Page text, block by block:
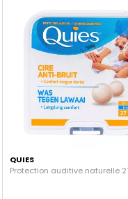
QUIES
Protection auditive naturelle